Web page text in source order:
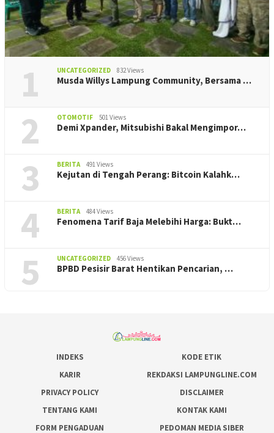
1 UNCATEGORIZED 832 Views
Musda Willys Lampung Community, Bersama …
2 OTOMOTIF 501 Views
Demi Xpander, Mitsubishi Bakal Mengimpor…
3 BERITA 491 Views
Kejutan di Tengah Perang: Bitcoin Kalahk…
4 BERITA 484 Views
Fenomena Tarif Baja Melebihi Harga: Bukt…
5 UNCATEGORIZED 456 Views
BPBD Pesisir Barat Hentikan Pencarian, ‎…
INDEKS
KODE ETIK
KARIR
REKDAKSI LAMPUNGLINE.COM
PRIVACY POLICY
DISCLAIMER
TENTANG KAMI
KONTAK KAMI
FORM PENGADUAN
PEDOMAN MEDIA SIBER